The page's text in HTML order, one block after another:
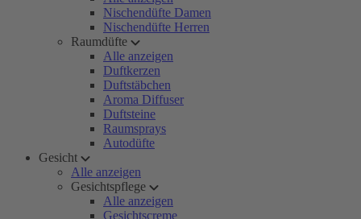
Nischendüfte Damen
Nischendüfte Herren
Raumdüfte
Alle anzeigen
Duftkerzen
Duftstäbchen
Aroma Diffuser
Duftsteine
Raumsprays
Autodüfte
Gesicht
Alle anzeigen
Gesichtspflege
Alle anzeigen
Gesichtscreme